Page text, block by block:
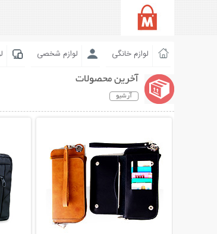
لوازم خانگی لوازم شخصی
آخرین محصولات
آرشیو